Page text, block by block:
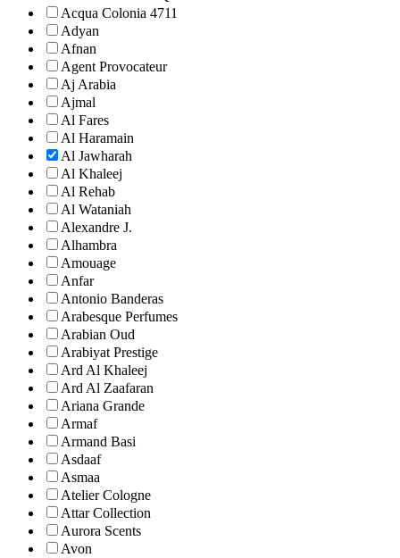
Acqua Colonia 4711
Adyan
Afnan
Agent Provocateur
Aj Arabia
Ajmal
Al Fares
Al Haramain
Al Jawharah
Al Khaleej
Al Rehab
Al Wataniah
Alexandre J.
Alhambra
Amouage
Anfar
Antonio Banderas
Arabesque Perfumes
Arabian Oud
Arabiyat Prestige
Ard Al Khaleej
Ard Al Zaafaran
Ariana Grande
Armaf
Armand Basi
Asdaaf
Asmaa
Atelier Cologne
Attar Collection
Aurora Scents
Avon